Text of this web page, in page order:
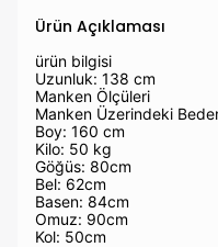
Ürün Açıklaması
ürün bilgisi
Uzunluk: 138 cm
Manken Ölçüleri
Manken Üzerindeki
Boy: 160 cm
Kilo: 50 kg
Göğüs: 80cm
Bel: 62cm
Basen: 84cm
Omuz: 90cm
Kol: 50cm